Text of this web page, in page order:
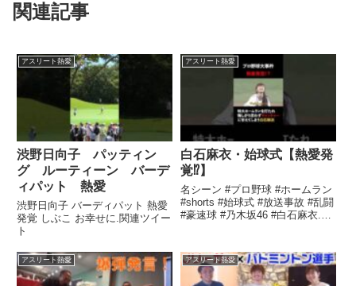
関連記事
アスリート熱愛
渋野日向子 パッティン
グ ルーティーン バーデ
ィパット 熱愛
渋野日向子 バーディパット 熱愛
発覚 しぶこ お幸せに.関連ツイー
ト
アスリート熱愛
白石麻衣・始球式【熱愛発
覚⁉︎】
名シーン #プロ野球 #ホームラン
#shorts #始球式 #放送事故 #乱闘
#豪速球 #乃木坂46 #白石麻衣.関
アスリート熱愛 アスリート熱愛